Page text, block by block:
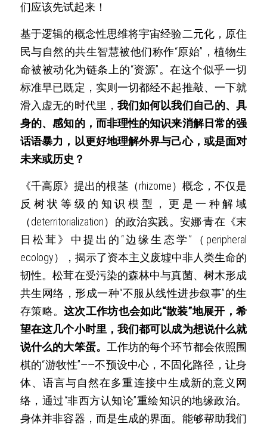
们应该先试起来！
基于逻辑的概念性思维将宇宙经验二元化，原住
民与自然的共生智慧被他们称作“原始”，植物生
命被被动化为链条上的“资源”。在这个似乎一切
标准早已既定，实则一切都经不起推敲、一下就
滑入虚无的时代里， 我们如何以我们自己的、具
身的、感知的，而非理性的知识来消解日常的强
话语暴力，以更好地理解外界与己心，或是面对
未来或历史？
《千高原》提出的根茎（rhizome）概念，不仅是
反树状等级的知识模型，更是一种解域
（deterritorialization）的政治实践。安娜·青在《末
日松茸》中提出的“边缘生态学”（peripheral
ecology），揭示了资本主义废墟中非人类生命的
韧性。松茸在受污染的森林中与真菌、树木形成
共生网络，形成一种“不服从线性进步叙事”的生
存策略。这次工作坊也会如此“散装”地展开，希
望在这几个小时里，我们都可以成为想说什么就
说什么的大笨蛋。 工作坊的每个环节都会依照围
棋的“游牧性”——不预设中心，不固化路径，让身
体、语言与自然在多重连接中生成新的意义网
络，通过“非西方认知论”重绘知识的地缘政治。
身体并非容器，而是生成的界面。能够帮助我们